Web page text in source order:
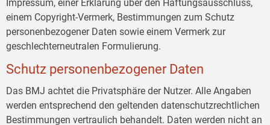
Impressum, einer Erklärung über den Haftungsausschluss,
einem Copyright-Vermerk, Bestimmungen zum Schutz
personenbezogener Daten sowie einem Vermerk zur
geschlechterneutralen Formulierung.
Schutz personenbezogener Daten
Das BMJ achtet die Privatsphäre der Nutzer. Alle Angaben
werden entsprechend den geltenden datenschutzrechtlichen
Bestimmungen vertraulich behandelt. Daten werden nicht an